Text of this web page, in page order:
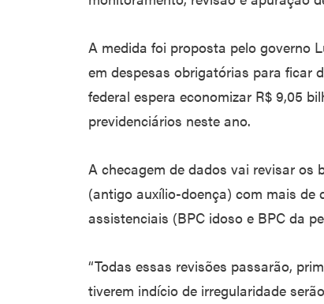
A medida foi proposta pelo governo
em despesas obrigatórias para ficar
federal espera economizar R$ 9,05
previdenciários neste ano.
A checagem de dados vai revisar os
(antigo auxílio-doença) com mais de
assistenciais (BPC idoso e BPC da
“Todas essas revisões passarão,
tiverem indício de irregularidade